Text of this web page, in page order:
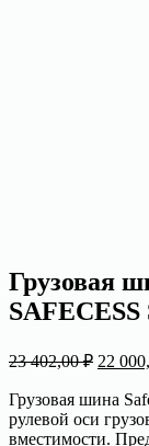
Грузовая
SAFECESS
23 402,00₽
23
402,00
22
Грузовая шина
рулевой оси
вместимости.